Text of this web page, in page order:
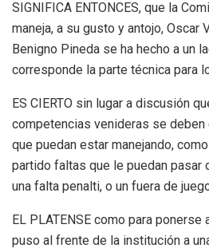
SIGNIFICA ENTONCES, que la
maneja, a su gusto y antojo, Oscar
Benigno Pineda se ha hecho a un
corresponde la parte técnica para
ES CIERTO sin lugar a discusión
competencias venideras se deben
que puedan estar manejando,
partido faltas que le puedan pasar
una falta penalti, o un fuera de
EL PLATENSE como para
puso al frente de la institución a